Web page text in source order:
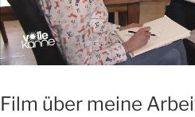
Film über meine